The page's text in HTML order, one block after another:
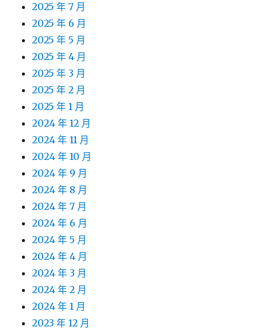
2025 年 7 月
2025 年 6 月
2025 年 5 月
2025 年 4 月
2025 年 3 月
2025 年 2 月
2025 年 1 月
2024 年 12 月
2024 年 11 月
2024 年 10 月
2024 年 9 月
2024 年 8 月
2024 年 7 月
2024 年 6 月
2024 年 5 月
2024 年 4 月
2024 年 3 月
2024 年 2 月
2024 年 1 月
2023 年 12 月